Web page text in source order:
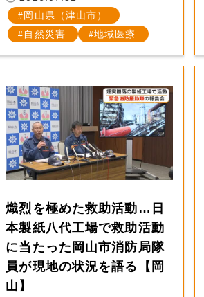
岡山県（津山市）
自然災害
地域医療
熾烈を極めた救助活動…日
本製紙八代工場で救助活動
に当たった岡山市消防局隊
員が現地の状況を語る【岡
山】